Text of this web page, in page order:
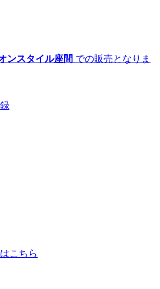
ンスタイル座間 での販売となりま
こちら